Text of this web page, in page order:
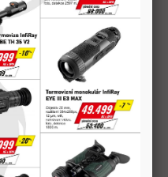
Celý článek
A